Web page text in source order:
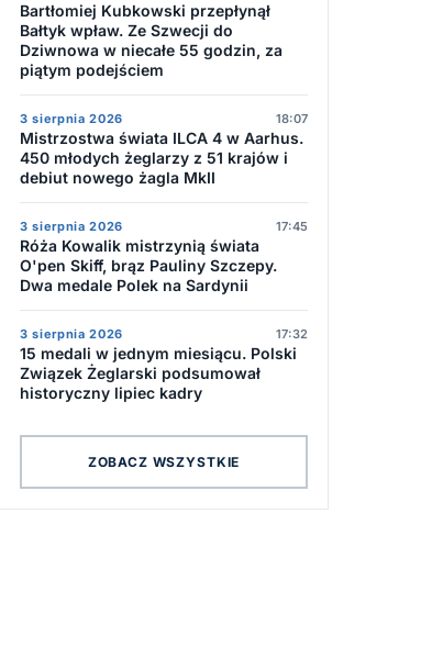
Bartłomiej Kubkowski przepłynął
Bałtyk wpław. Ze Szwecji do
Dziwnowa w niecałe 55 godzin, za
piątym podejściem
3 sierpnia 2026 18:07
Mistrzostwa świata ILCA 4 w Aarhus.
450 młodych żeglarzy z 51 krajów i
debiut nowego żagla MkII
3 sierpnia 2026 17:45
Róża Kowalik mistrzynią świata
O'pen Skiff, brąz Pauliny Szczepy.
Dwa medale Polek na Sardynii
3 sierpnia 2026 17:32
15 medali w jednym miesiącu. Polski
Związek Żeglarski podsumował
historyczny lipiec kadry
ZOBACZ WSZYSTKIE